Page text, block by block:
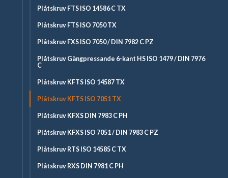
Plåtskruv FTS ISO 14586 C TX
Plåtskruv FTS ISO 7050 TX
Plåtskruv FXS ISO 7050 / DIN 7982 C PZ
Plåtskruv Gängpressande 6-kant HS ISO 1479 / DIN 7976
C
Plåtskruv KFTS ISO 14587 TX
Plåtskruv KFTS ISO 7051 TX
Plåtskruv KFXS DIN 7983 C PH
Plåtskruv KFXS ISO 7051 / DIN 7983 C PZ
Plåtskruv RTS ISO 14585 C TX
Plåtskruv RXS DIN 7981 C PH